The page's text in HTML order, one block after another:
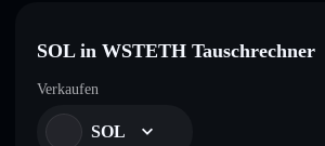
SOL in WSTETH Tauschrechner
Verkaufen
SOL